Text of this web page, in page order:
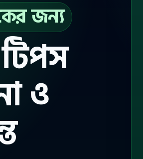
জন্য
ও